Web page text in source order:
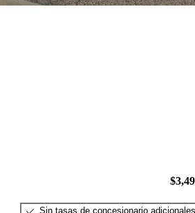
Sin tasas de concesionario adicionales